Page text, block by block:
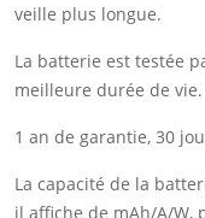
veille plus longue.
La batterie est testée
meilleure durée de vie.
1 an de garantie, 30
La capacité de la
il affiche de mAh/A/W,